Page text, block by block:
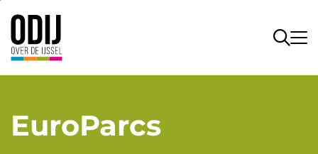
EuroParcs